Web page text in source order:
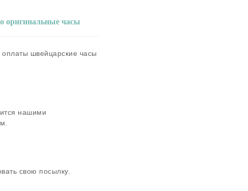
оригинальные часы
швейцарские часы
нашими
свою посылку.